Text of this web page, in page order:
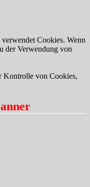
Cookies. Wenn
der Verwendung von
Kontrolle von Cookies,